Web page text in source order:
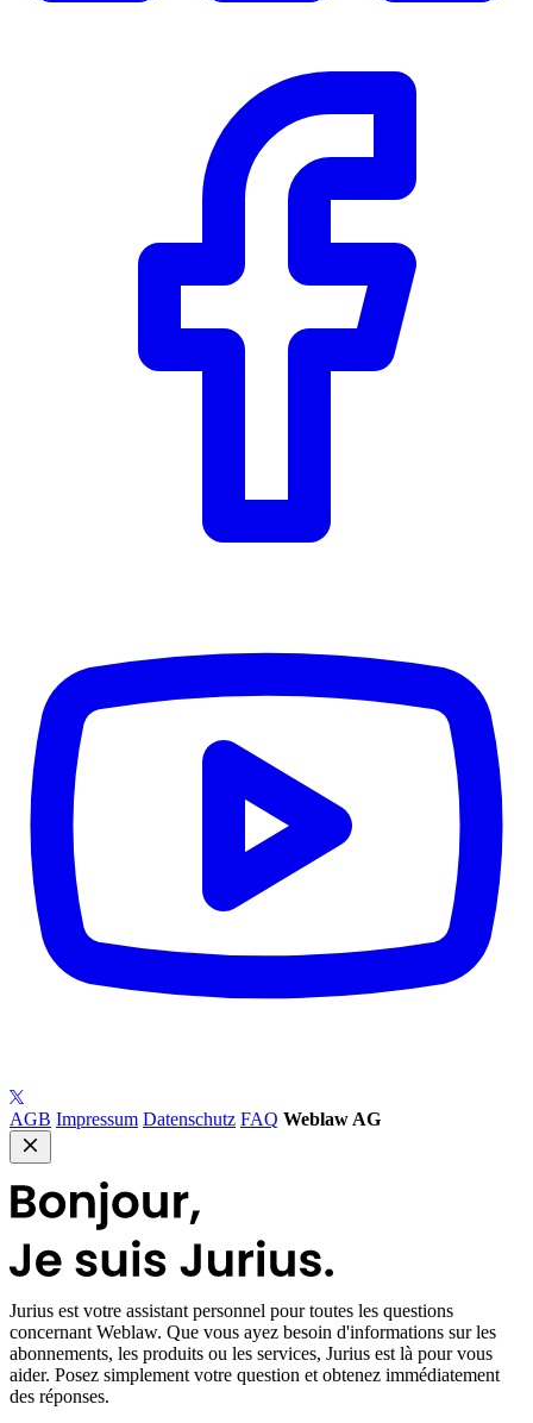
AGB Impressum Datenschutz FAQ Weblaw AG
Jurius est votre assistant personnel pour toutes les questions
concernant Weblaw. Que vous ayez besoin d'informations sur les
abonnements, les produits ou les services, Jurius est là pour vous
aider. Posez simplement votre question et obtenez immédiatement
des réponses.